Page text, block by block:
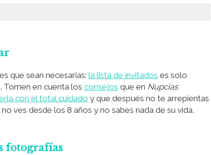
que sean necesarias: la lista de invitados es solo
Tomen en cuenta los consejos que en Nupcias
con el total cuidado y que después no te arrepientas
ves desde los 8 años y no sabes nada de su vida.
fotografías